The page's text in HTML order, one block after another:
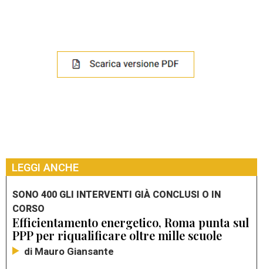
LEGGI ANCHE
SONO 400 GLI INTERVENTI GIÀ CONCLUSI O IN
CORSO
Efficientamento energetico, Roma punta sul
PPP per riqualificare oltre mille scuole
di Mauro Giansante